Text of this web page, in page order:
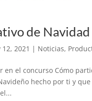
de
12, 2021 | Noticias,
en el concurso Cómo
hecho por ti y